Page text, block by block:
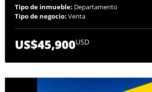
Tipo de inmueble: Departamento
Tipo de negocio: Venta
US$45,900USD